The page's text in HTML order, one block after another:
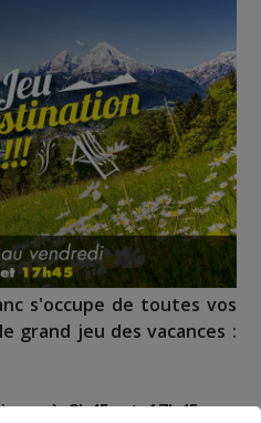
s'occupe de toutes vos
grand jeu des vacances :
à 8h45 et 17h45 sur